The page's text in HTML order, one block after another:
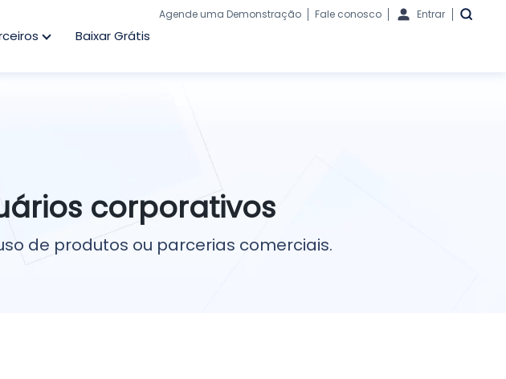
Baixar Grátis
Agende uma Demonstração Fale conosco Entrar
corporativos
de produtos ou parcerias comerciais.